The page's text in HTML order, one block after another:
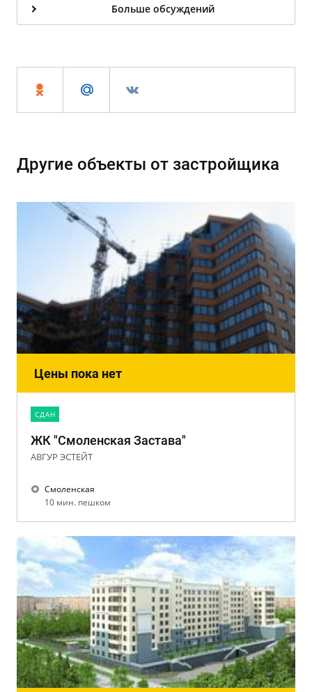
Больше обсуждений
Другие объекты от застройщика
Цены пока нет
CДАН
ЖК "Смоленская Застава"
АВГУР ЭСТЕЙТ
Смоленская
10 мин. пешком